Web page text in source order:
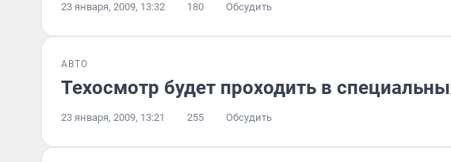
23 января, 2009, 13:32 180 Обсудить
АВТО
Техосмотр будет проходить в
23 января, 2009, 13:21 255 Обсудить